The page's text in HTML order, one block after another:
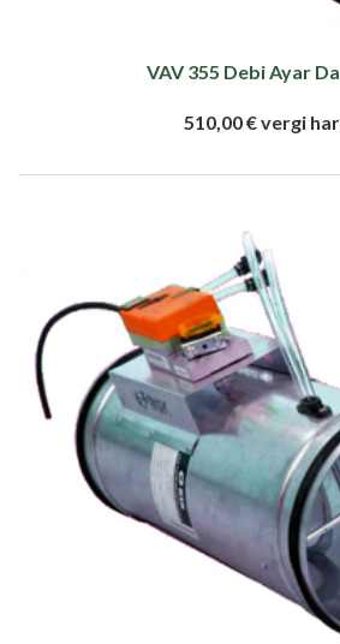
VAV 355 Debi Ayar
510,00 € vergi